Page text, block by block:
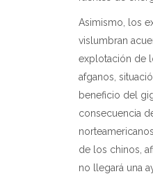
Asimismo, los
vislumbran
explotación de
afganos,
beneficio del
consecuencia
de los chinos,
no llegará una